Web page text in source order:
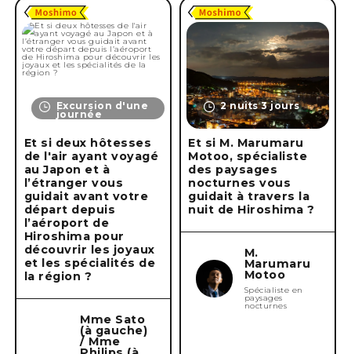
Excursion d'une
journée
Et si deux hôtesses
de l'air ayant voyagé
au Japon et à
l’étranger vous
guidait avant votre
départ depuis
l’aéroport de
Hiroshima pour
découvrir les joyaux
et les spécialités de
la région ?
Mme Sato
(à gauche)
/ Mme
2 nuits 3 jours
Et si M. Marumaru
Motoo, spécialiste
des paysages
nocturnes vous
guidait à travers la
nuit de Hiroshima ?
M.
Marumaru
Motoo
Spécialiste en
paysages
nocturnes